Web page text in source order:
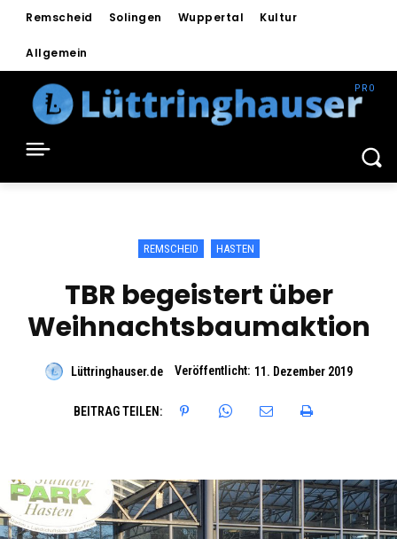
Remscheid Solingen Wuppertal Kultur
Allgemein
REMSCHEID HASTEN
TBR begeistert über
Weihnachtsbaumaktion
Lüttringhauser.de Veröffentlicht: 11. Dezember 2019
BEITRAG TEILEN: